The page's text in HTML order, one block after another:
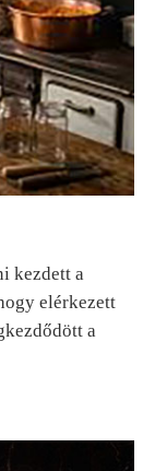
kezdett a
elérkezett
a